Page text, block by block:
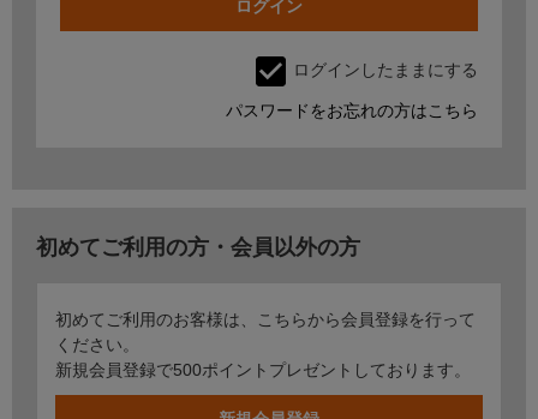
ログインしたままにする
パスワードをお忘れの方はこちら
初めてご利用の方・会員以外の方
初めてご利用のお客様は、こちらから会員登録を行って
ください。
新規会員登録で500ポイントプレゼントしております。